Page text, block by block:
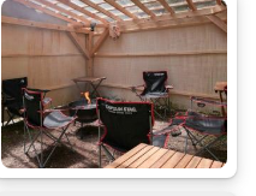
ドゲーム、ダーツなどもございま
す。 また草津温泉中心地まで車で
約30分です。お時間あれば草津の
名湯にも足をお運びください。 玄
関にキーボックスを置くセルフチ
ェックイン方式なので、16時以降
の好きな時間にチェックイン出来
て便利。チェックアウトも11時ま
での好きな時間に出来ます。